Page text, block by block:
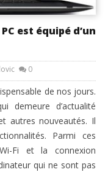
est équipé d’un
0
de nos jours.
demeure d’actualité
autres nouveautés. Il
Parmi ces
Fi et la connexion
qui ne sont pas